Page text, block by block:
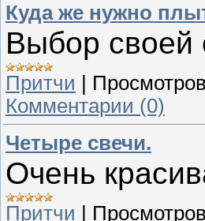
Куда же нужно
Выбор своей
Притчи |
Комментарии (0)
Четыре свечи.
Очень
Притчи